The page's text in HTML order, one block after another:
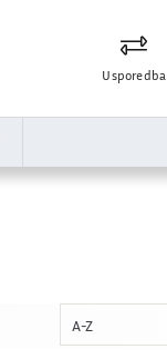
Usporedba